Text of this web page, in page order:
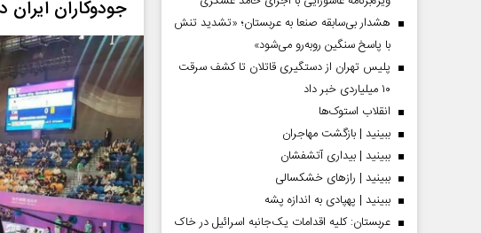
جودوکاران
هشدار بی‌سابقه صنعا به عربستان؛ «تشدید تنش
با پاسخ سنگین روبه‌رو می‌شود»
پلیس تهران از دستگیری قاتلان تا کشف سرقت
۱۰ میلیاردی خبر داد
انقلاب استوک‌ها
ببینید | بازگشت مهاجران
ببینید | بیداری آتشفشان
ببینید | رازهای خشکسالی
ببینید | پهپادی به اندازه پشه
عربستان: کلیه اقدامات یک‌جانبه اسرائیل در خاک